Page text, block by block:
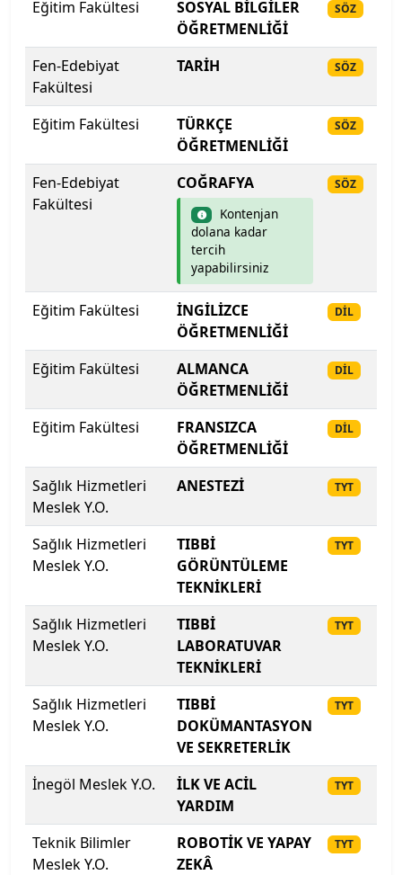
İstanbul Medipol Üniversitesi
İstanbul Nişantaşı Üniversitesi
İstanbul Okan Üniversitesi
İstanbul Rumeli Üniversitesi
İstanbul Sabahattin Zaim Üniversitesi
İstanbul Sağlık ve Sosyal Bilimler Meslek Y.O.
İstanbul Sağlık ve Sosyal Bilimler Meslek Y.O.
İstanbul Sağlık ve Teknoloji Üniversitesi
İstanbul Şişli Meslek Y.O.
İstanbul Teknik Üniversitesi
İstanbul Ticaret Üniversitesi
İstanbul Topkapı Üniversitesi
İstanbul Üniversitesi
İstanbul Üniversitesi-Cerrahpaşa
İstanbul Yeni Yüzyıl Üniversitesi
İstinye Üniversitesi
İTÜ-KKTC Eğitim Araştırma Yerleşkesi
İzmir Bakırçay Üniversitesi
İzmir Demokrasi Üniversitesi
Eğitim Fakültesi
SOSYAL BİLGİLER
ÖĞRETMENLİĞİ
SÖZ
Fen-Edebiyat
Fakültesi
TARİH SÖZ
Eğitim Fakültesi
TÜRKÇE
ÖĞRETMENLİĞİ
SÖZ
Fen-Edebiyat
Fakültesi
COĞRAFYA
Kontenjan
dolana kadar
tercih
yapabilirsiniz
SÖZ
Eğitim Fakültesi
İNGİLİZCE
ÖĞRETMENLİĞİ
DİL
Eğitim Fakültesi
ALMANCA
ÖĞRETMENLİĞİ
DİL
Eğitim Fakültesi
FRANSIZCA
ÖĞRETMENLİĞİ
DİL
Sağlık Hizmetleri
Meslek Y.O.
ANESTEZİ TYT
Sağlık Hizmetleri
Meslek Y.O.
TIBBİ
GÖRÜNTÜLEME
TEKNİKLERİ
TYT
Sağlık Hizmetleri
Meslek Y.O.
TIBBİ
LABORATUVAR
TEKNİKLERİ
TYT
Sağlık Hizmetleri
Meslek Y.O.
TIBBİ
DOKÜMANTASYON
VE SEKRETERLİK
TYT
İnegöl Meslek Y.O.
İLK VE ACİL
YARDIM
TYT
Teknik Bilimler
Meslek Y.O.
ROBOTİK VE YAPAY
ZEKÂ
TYT